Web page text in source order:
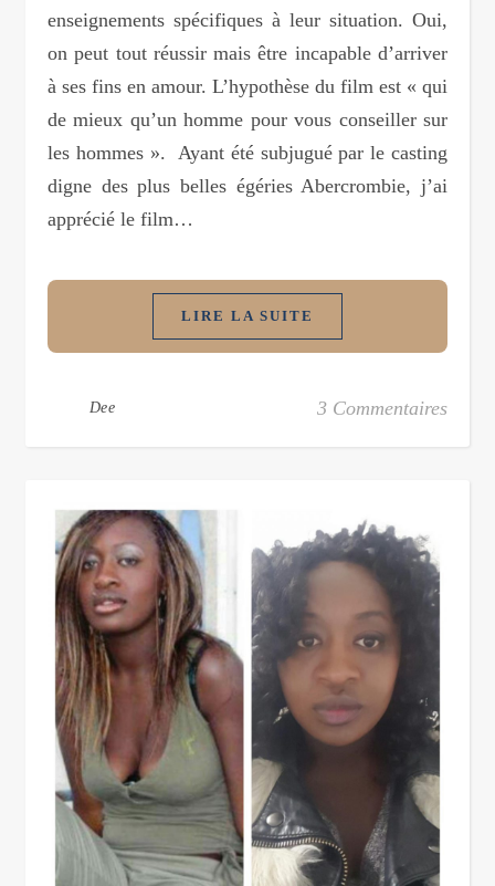
enseignements spécifiques à leur situation. Oui,
on peut tout réussir mais être incapable d’arriver
à ses fins en amour. L’hypothèse du film est « qui
de mieux qu’un homme pour vous conseiller sur
les hommes ». Ayant été subjugué par le casting
digne des plus belles égéries Abercrombie, j’ai
apprécié le film…
LIRE LA SUITE
Dee 3 Commentaires